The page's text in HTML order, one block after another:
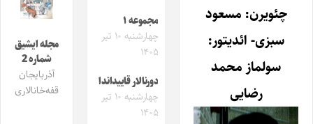
چئویرن: مسعود
سبزی- ائدیتور:
سولماز محمد
رضایی
مجموعه ۱
چهارشنبه ۱۰ تیر
۱۴۰۵
دورنالار قاییداندا
چهارشنبه ۱۰ تیر
۱۴۰۵
مجله ایشیق
شماره 2
آذربایجان
قفه‌خانالاری